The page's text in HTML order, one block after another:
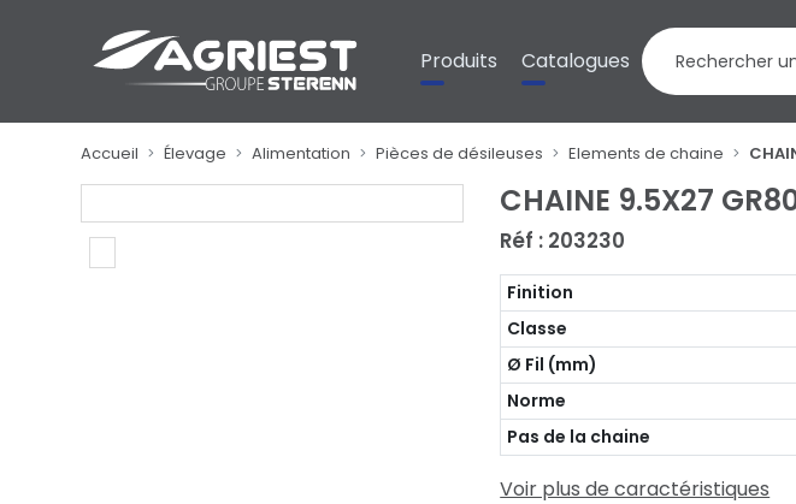
Produits Catalogues
Accueil Élevage Alimentation Pièces de désileuses Elements de chaine
CHAINE 9.5X27
Réf : 203230
Finition
Classe
Ø Fil (mm)
Norme
Pas de la chaine
Voir plus de caractéristiques